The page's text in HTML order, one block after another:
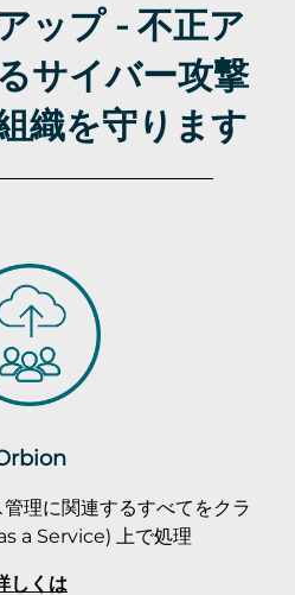
ップ - 不正ア
サイバー攻撃
織を守ります
理に関連するすべてをクラ
a Service) 上で処理
しくは